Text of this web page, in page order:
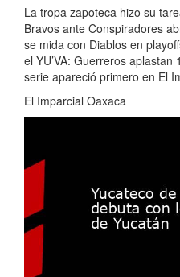
La tropa zapoteca hizo su
Bravos ante Conspiradores
se mida con Diablos en
el YU’VA: Guerreros
serie apareció primero en El
El Imparcial Oaxaca